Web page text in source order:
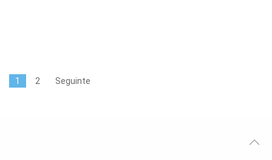
1 2 Seguinte